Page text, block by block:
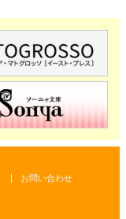
お問い合わせ